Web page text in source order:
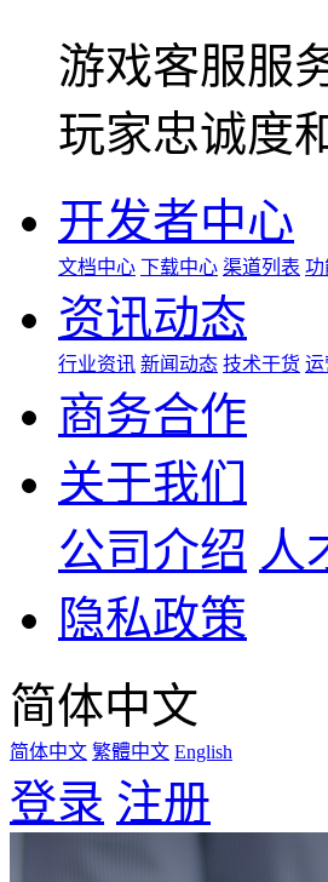
游戏客服服
玩家忠诚度
开发者中心
文档中心 下载中心 渠道列表 功
资讯动态
行业资讯 新闻动态 技术干货 运
商务合作
关于我们
公司介绍 人
隐私政策
简体中文
简体中文 繁體中文 English
登录 注册